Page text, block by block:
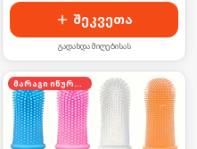
შეკვეთა
გადახდა მიღებისას
მარაგი იწურება